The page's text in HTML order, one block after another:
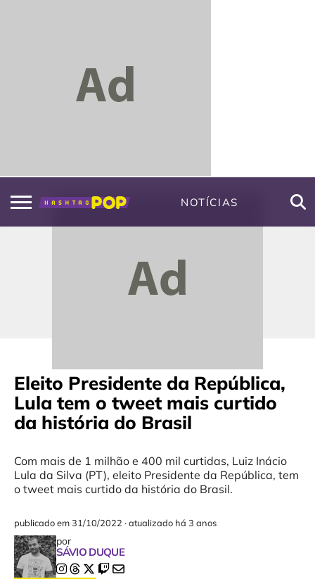
NOTÍCIAS
Eleito Presidente da República,
Lula tem o tweet mais curtido
da história do Brasil
Com mais de 1 milhão e 400 mil curtidas, Luiz Inácio
Lula da Silva (PT), eleito Presidente da República, tem
o tweet mais curtido da história do Brasil.
publicado em31/10/2022 ·atualizado há 3 anos
por
SÁVIO DUQUE